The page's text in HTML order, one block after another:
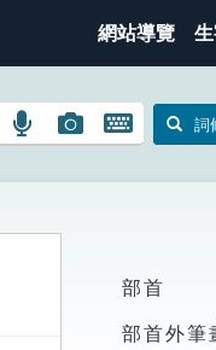
網站導覽
語
搜
圖
圖
搜
開
鍵
詞
部首
部首外筆